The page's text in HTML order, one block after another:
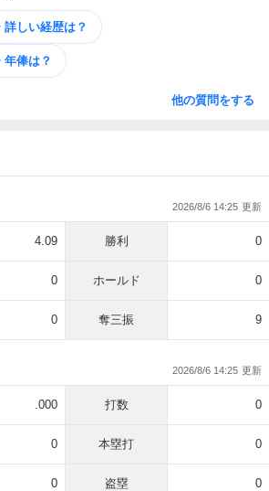
しい​経歴は？
俸は？
他の質問をする
2026/8/6 14:25
4.09 勝利 0
0 ホールド 0
0 奪三振 9
2026/8/6 14:25
.000 打数 0
0 本塁打 0
0 盗塁 0